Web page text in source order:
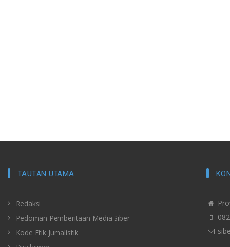
TAUTAN UTAMA
Redaksi
Pedoman Pemberitaan Media Siber
Kode Etik Jurnalistik